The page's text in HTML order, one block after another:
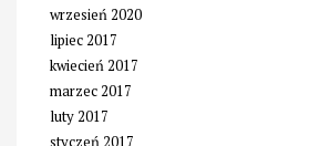
wrzesień 2020
lipiec 2017
kwiecień 2017
marzec 2017
luty 2017
styczeń 2017